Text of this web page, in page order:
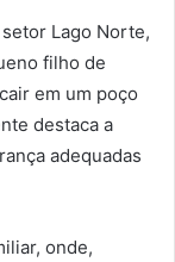
Lago Norte,
filho de
em um poço
destaca a
adequadas
onde,